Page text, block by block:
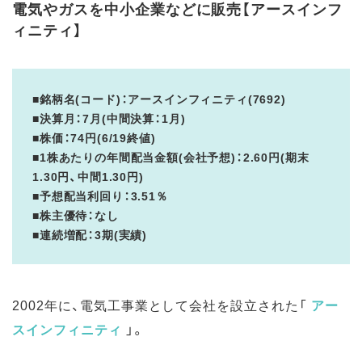
電気やガスを中小企業などに販売【アースインフ
ィニティ】
■銘柄名(コード)：アースインフィニティ(7692)
■決算月：7月(中間決算：1月)
■株価：74円(6/19終値)
■1株あたりの年間配当金額(会社予想)：2.60円(期末
1.30円、中間1.30円)
■予想配当利回り：3.51％
■株主優待：なし
■連続増配：3期(実績)
2002年に、電気工事業として会社を設立された「 アー
スインフィニティ 」。